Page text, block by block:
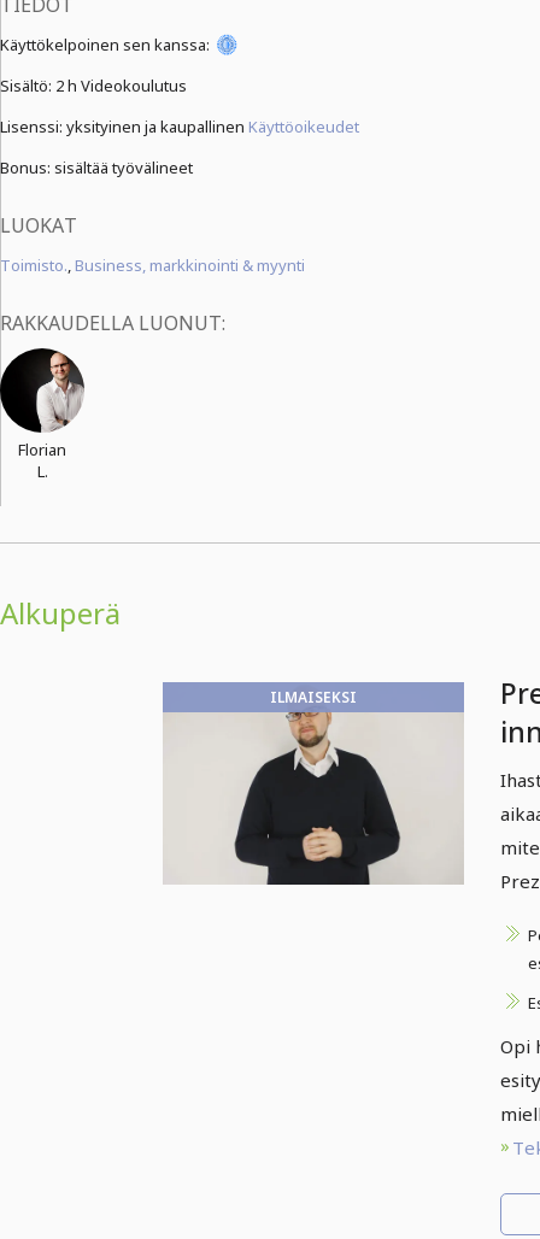
Käyttökelpoinen sen kanssa:
Sisältö: 2 h Videokoulutus
Lisenssi: yksityinen ja kaupallinen Käyttöoikeudet
Bonus: sisältää työvälineet
LUOKAT
Toimisto., Business, markkinointi & myynti
RAKKAUDELLA LUONUT:
Florian
L.
Alkuperä
ILMAISEKSI
Opi